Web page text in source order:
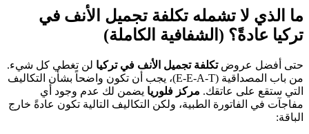
ما الذي لا تشمله تكلفة تجميل الأنف في
تركيا عادةً؟ (الشفافية الكاملة)
حتى أفضل عروضتكلفة تجميل الأنف في تركيا لن تغطي كل شيء.
من باب المصداقية (E-E-A-T)، يجب أن تكون واضحاً بشأن التكاليف
التي ستقع على عاتقك. مركز فلوريا يضمن لك عدم وجود أي
مفاجآت في الفاتورة الطبية، ولكن التكاليف التالية تكون عادةً خارج
الباقة: